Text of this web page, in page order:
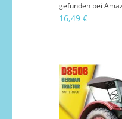
gefunden bei
16,49 €